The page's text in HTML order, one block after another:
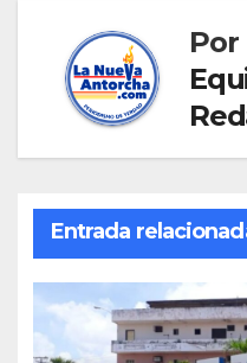
Por
Entrada